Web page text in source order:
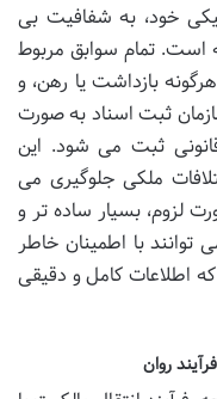
خود، به شفافیت بی
است. تمام سوابق مربوط
بازداشت یا رهن، و
ثبت اسناد به صورت
ثبت می شود. این
ملکی جلوگیری می
لزوم، بسیار ساده تر و
با اطمینان خاطر
که اطلاعات کامل و دقیقی
روان